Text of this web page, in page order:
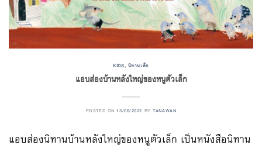
KIDS, นิทานเด็ก
แอบส่องบ้านหลังใหญ่ของหนูตัวเล็ก
POSTED ON13/06/2022 BYTANAWAN
แอบส่องนิทานบ้านหลังใหญ่ของหนูตัวเล็ก เป็นหนังสือนิทาน